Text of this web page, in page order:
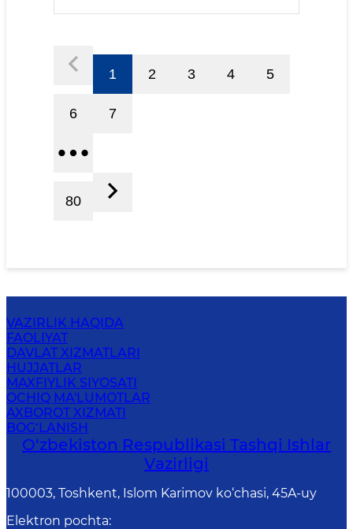
1 2 3 4 5
6 7
80
VAZIRLIK HAQIDA
FAOLIYAT
DAVLAT XIZMATLARI
HUJJATLAR
MAXFIYLIK SIYOSATI
OCHIQ MA'LUMOTLAR
AXBOROT XIZMATI
BOG‘LANISH
O‘zbеkistоn Rеspublikаsi Tashqi Ishlаr
Vаzirligi
100003, Toshkent, Islom Karimov ko‘chasi, 45A-uy
Elektron pochta: